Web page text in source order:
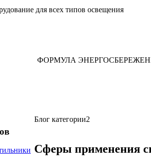
для всех типов освещения
ФОРМУЛА
Блог категории2
Сферы применения